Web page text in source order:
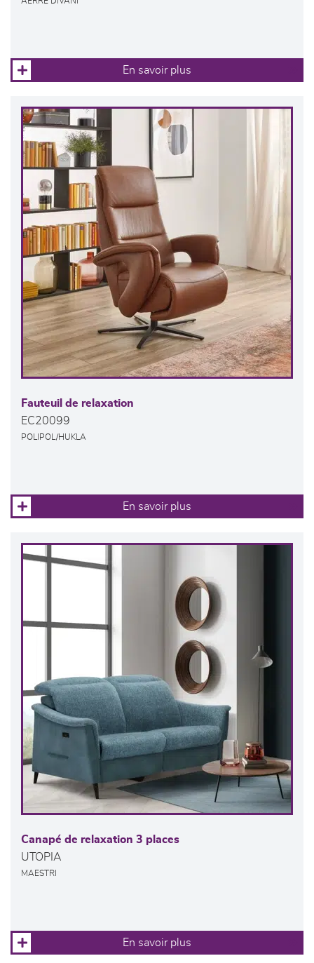
En savoir plus
Fauteuil de relaxation
EC20099
POLIPOL/HUKLA
En savoir plus
Canapé de relaxation 3 places
UTOPIA
MAESTRI
En savoir plus